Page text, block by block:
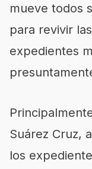
mueve todos
para revivir
expedientes
Suárez Cruz,
los